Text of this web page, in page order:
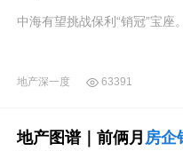
中海有望挑战保利“销冠”宝座
地产深一度 63391
地产图谱｜前俩月 房企